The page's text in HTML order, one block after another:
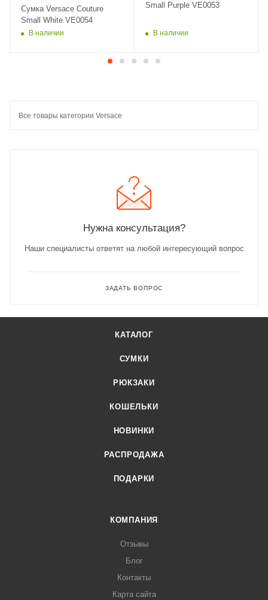
Сумка Versace Couture
Small White VE0054
В наличии
Small Purple VE0053
В наличии
Все товары категории Versace
Нужна консультация?
Наши специалисты ответят на любой интересующий вопрос
ЗАДАТЬ ВОПРОС
КАТАЛОГ
СУМКИ
РЮКЗАКИ
КОШЕЛЬКИ
НОВИНКИ
РАСПРОДАЖА
ПОДАРКИ
КОМПАНИЯ
Отзывы
Блог
Контакты
Карта сайта